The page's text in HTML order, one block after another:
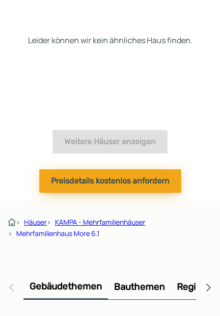
Leider können wir kein ähnliches Haus finden.
Weitere Häuser anzeigen
Preisdetails kostenlos anfordern
› Häuser› KAMPA - Mehrfamilienhäuser
› Mehrfamilienhaus More 6.1
Gebäudethemen Bauthemen